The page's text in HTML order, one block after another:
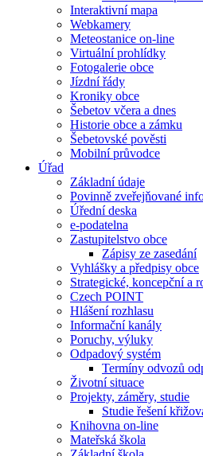
Interaktivní mapa
Webkamery
Meteostanice on-line
Virtuální prohlídky
Fotogalerie obce
Jízdní řády
Kroniky obce
Šebetov včera a dnes
Historie obce a zámku
Šebetovské pověsti
Mobilní průvodce
Úřad
Základní údaje
Povinně zveřejňované
Úřední deska
e-podatelna
Zastupitelstvo obce
Zápisy ze zasedání
Vyhlášky a předpisy obce
Strategické, koncepční a
Czech POINT
Hlášení rozhlasu
Informační kanály
Poruchy, výluky
Odpadový systém
Termíny odvozů
Životní situace
Projekty, záměry, studie
Studie řešení
Knihovna on-line
Mateřská škola